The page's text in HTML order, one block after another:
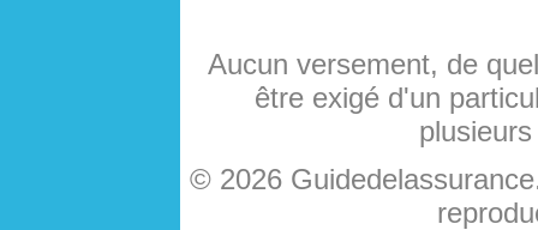
Aucun versement, de
être exigé d'un
© 2026